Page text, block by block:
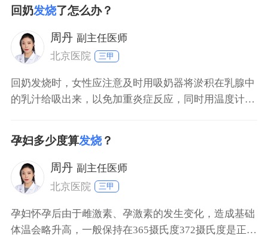
回奶发烧了怎么办？
周丹 副主任医师
北京医院
三甲
回奶发烧时，女性应注意及时用吸奶器将淤积在乳腺中
的乳汁给吸出来，以免加重炎症反应，同时用温度计测
行退热治疗。比如直接在额头上贴退热贴，或将沾温水
的湿毛巾用来擦拭前额、后颈、腋窝、手心、脚心等大
血管分布较多的部位，有助于带走体内多余的体温。如
果体温超
孕妇多少度算发烧？
周丹 副主任医师
北京医院
三甲
孕妇怀孕后由于雌激素、孕激素的发生变化，造成基础
体温会略升高，一般保持在365摄氏度372摄氏度是正常